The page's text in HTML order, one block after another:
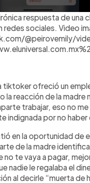
respuesta de una
redes sociales. Video
@peirovemily/
tiktoker ofreció un
la reacción de la madre
trabajar, eso no
indignada por no haber
en la oportunidad de
de la madre
te vaya a pagar,
nadie le regalaba el
al decirle “muerta de